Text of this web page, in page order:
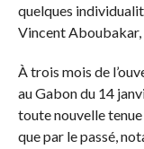
quelques
Vincent Aboubakar,
À trois mois de
au Gabon du 14
toute nouvelle
que par le passé,